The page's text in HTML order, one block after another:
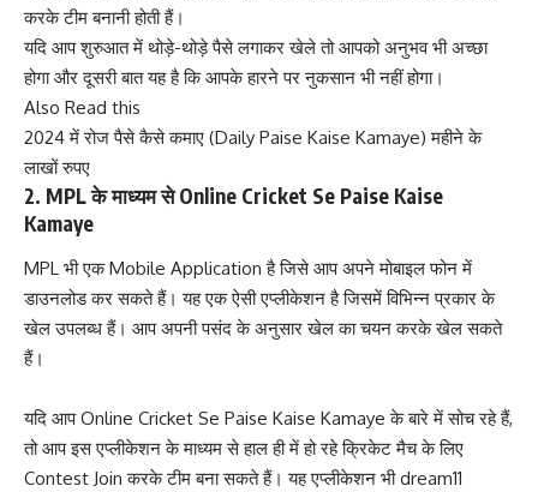
करके टीम बनानी होती हैं।
यदि आप शुरुआत में थोड़े-थोड़े पैसे लगाकर खेले तो आपको अनुभव भी अच्छा
होगा और दूसरी बात यह है कि आपके हारने पर नुकसान भी नहीं होगा।
Also Read this
2024 में रोज पैसे कैसे कमाए (Daily Paise Kaise Kamaye) महीने के
लाखों रुपए
2. MPL के माध्यम से Online Cricket Se Paise Kaise
Kamaye
MPL भी एक Mobile Application है जिसे आप अपने मोबाइल फोन में
डाउनलोड कर सकते हैं। यह एक ऐसी एप्लीकेशन है जिसमें विभिन्न प्रकार के
खेल उपलब्ध हैं। आप अपनी पसंद के अनुसार खेल का चयन करके खेल सकते
हैं।
यदि आप Online Cricket Se Paise Kaise Kamaye के बारे में सोच रहे हैं,
तो आप इस एप्लीकेशन के माध्यम से हाल ही में हो रहे क्रिकेट मैच के लिए
Contest Join करके टीम बना सकते हैं। यह एप्लीकेशन भी dream11